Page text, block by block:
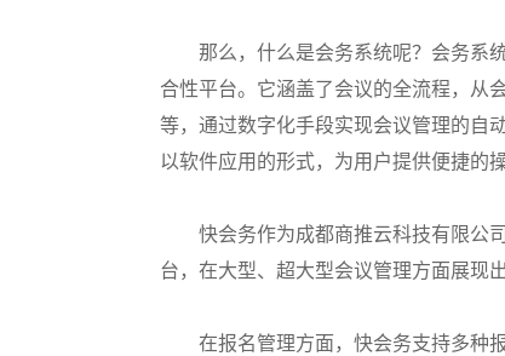
那么，什么是会务系统呢？会务系
合性平台。它涵盖了会议的全流程，从
等，通过数字化手段实现会议管理的自
以软件应用的形式，为用户提供便捷的
快会务作为成都商推云科技有限公
台，在大型、超大型会议管理方面展现
在报名管理方面，快会务支持多种